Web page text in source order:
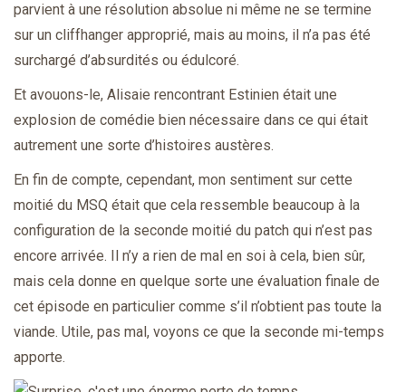
parvient à une résolution absolue ni même ne se termine
sur un cliffhanger approprié, mais au moins, il n’a pas été
surchargé d’absurdités ou édulcoré.
Et avouons-le, Alisaie rencontrant Estinien était une
explosion de comédie bien nécessaire dans ce qui était
autrement une sorte d’histoires austères.
En fin de compte, cependant, mon sentiment sur cette
moitié du MSQ était que cela ressemble beaucoup à la
configuration de la seconde moitié du patch qui n’est pas
encore arrivée. Il n’y a rien de mal en soi à cela, bien sûr,
mais cela donne en quelque sorte une évaluation finale de
cet épisode en particulier comme s’il n’obtient pas toute la
viande. Utile, pas mal, voyons ce que la seconde mi-temps
apporte.